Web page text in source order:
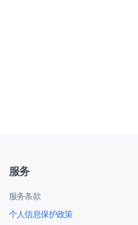
服务
服务条款
个人信息保护政策